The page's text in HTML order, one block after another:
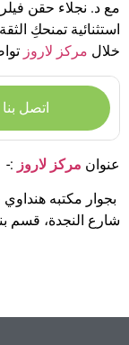
مع د. نجلاء حقن
استثنائية تمنحكِ
خلال مركز لاروز
اتصل بنا
عنوان مركز لاروز :-
بجوار مكتبه
شارع النجدة، قسم